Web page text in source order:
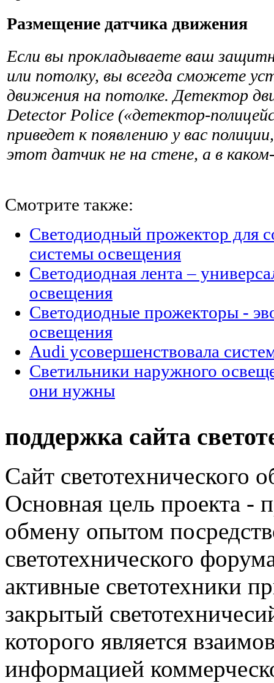
Размещение датчика движения
Если вы прокладываете ваш
или потолку, вы всегда сможете
движения на потолке. Детектор
Detector Police («детектор-
приведет к появлению у вас
этот датчик не на стене, а в
Смотрите также:
Светодиодный прожектор для
системы освещения
Светодиодная лента –
освещения
Cветодиодные прожекторы -
освещения
Audi усовершенствовала
Светильники наружного
они нужны
поддержка сайта
Сайт светотехнического
Основная цель проекта -
обмену опытом
светотехнического
активные светотехники
закрытый
которого является
информацией